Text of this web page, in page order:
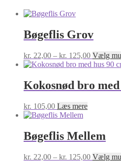
Bøgeflis Grov
kr. 22,00 – kr. 125,00
kr. 22,00
kr. 125,00
Vælg
Kokosnød bro med
kr. 105,00 Læs mere
Bøgeflis Mellem
kr. 22,00 – kr. 125,00 Vælg